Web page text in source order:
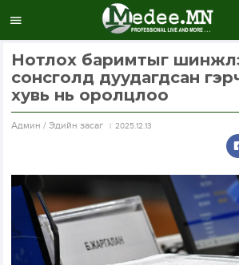
Нотлох баримтыг
сонсголд дуудагдсан
хувь нь оролцлоо
Aдмин / Эдийн засаг 2025.12.13